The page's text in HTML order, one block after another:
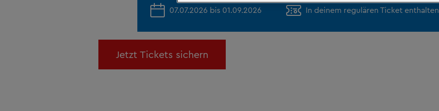
07.07.2026 bis 01.09.2026 In deinem regulären Ticket enthalten
Jetzt Tickets sichern